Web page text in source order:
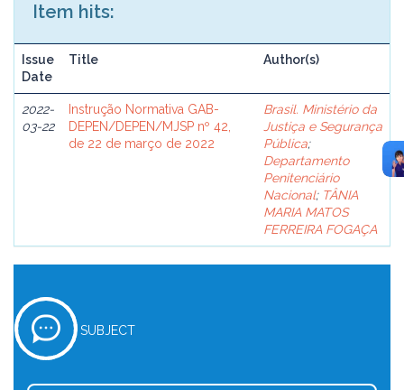
Item hits:
Issue
Date
Title Author(s)
2022-
03-22
Instrução Normativa GAB-
DEPEN/DEPEN/MJSP nº 42,
de 22 de março de 2022
Brasil. Ministério da
Justiça e Segurança
Pública;
Departamento
Penitenciário
Nacional; TÂNIA
MARIA MATOS
FERREIRA FOGAÇA
SUBJECT